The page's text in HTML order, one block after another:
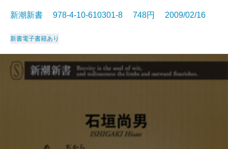
新潮新書 978-4-10-610301-8 748円 2009/02/16
新書電子書籍あり